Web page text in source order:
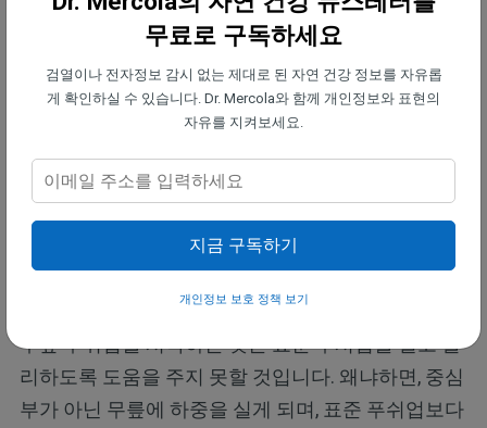
증대시키는 것이지만, 때때로, 그러한 영역 중 하나는
다른 것보다 더 강력합니다. 일단 플랭크를 최소 1분
간 유지할 수 있게 되면, 적절한 형태를 유지할 수 있
는 한 표준 푸쉬업을 시작해 보세요.
만일 중심부가 약하다면, 할 수 있는 푸쉬업 갯수를
무릎 푸쉬업을 시작하는 것은 표준 푸시업을 결코 빨
리하도록 도움을 주지 못할 것입니다. 왜냐하면, 중심
부가 아닌 무릎에 하중을 실게 되며, 표준 푸쉬업보다
무료로 구독하세요
검열이나 전자정보 감시 없는 제대로 된 자연 건강 정보를 자유롭
게 확인하실 수 있습니다. Dr. Mercola와 함께 개인정보와 표현의
자유를 지켜보세요.
지금 구독하기
개인정보 보호 정책 보기